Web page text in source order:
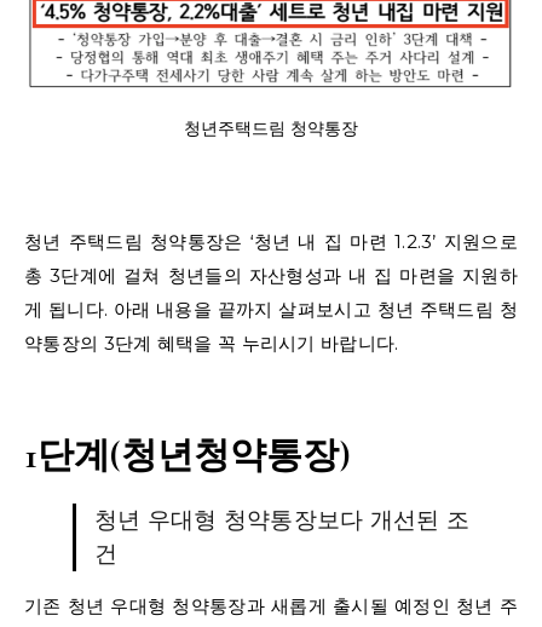
청년주택드림 청약통장
청년 주택드림 청약통장은 ‘청년 내 집 마련 1.2.3’ 지원으로
총 3단계에 걸쳐 청년들의 자산형성과 내 집 마련을 지원하
게 됩니다. 아래 내용을 끝까지 살펴보시고 청년 주택드림 청
약통장의 3단계 혜택을 꼭 누리시기 바랍니다.
1단계(청년청약통장)
청년 우대형 청약통장보다 개선된 조
건
기존 청년 우대형 청약통장과 새롭게 출시될 예정인 청년 주